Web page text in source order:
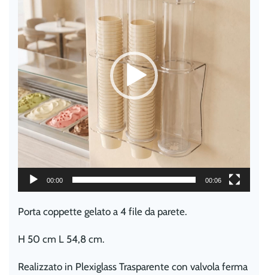
00:00 00:06
Porta coppette gelato a 4 file da parete.
H 50 cm L 54,8 cm.
Realizzato in Plexiglass Trasparente con valvola ferma